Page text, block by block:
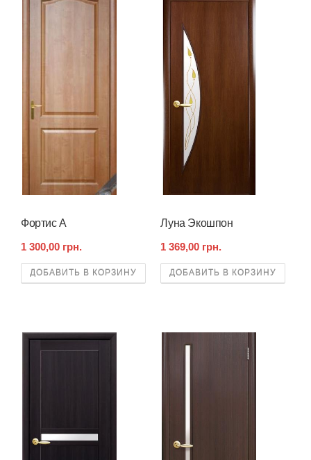
Фортис А
1 300,00 грн.
ДОБАВИТЬ В КОРЗИНУ
Луна Экошпон
1 369,00 грн.
ДОБАВИТЬ В КОРЗИНУ